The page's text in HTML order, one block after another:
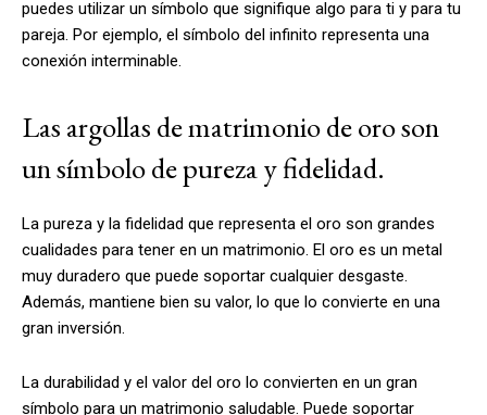
puedes utilizar un símbolo que signifique algo para ti y para tu
pareja. Por ejemplo, el símbolo del infinito representa una
conexión interminable.
Las argollas de matrimonio de oro son
un símbolo de pureza y fidelidad.
La pureza y la fidelidad que representa el oro son grandes
cualidades para tener en un matrimonio. El oro es un metal
muy duradero que puede soportar cualquier desgaste.
Además, mantiene bien su valor, lo que lo convierte en una
gran inversión.
La durabilidad y el valor del oro lo convierten en un gran
símbolo para un matrimonio saludable. Puede soportar